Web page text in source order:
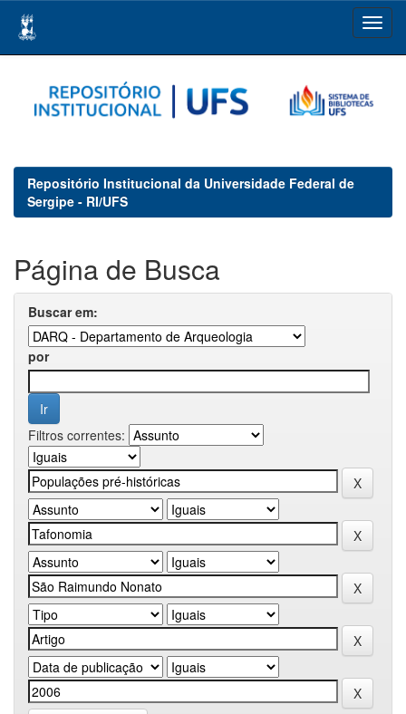
navigation
Repositório Institucional da Universidade Federal de
Sergipe - RI/UFS
Página de Busca
Buscar em:
por
Filtros correntes: